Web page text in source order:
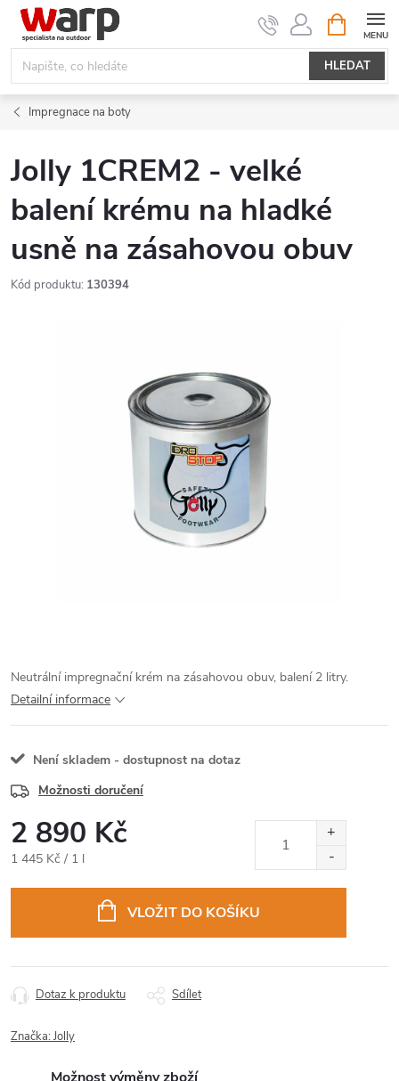
Přejít
obsah
HLEDAT
NÁKUPNÍ
KOŠÍK
Impregnace na boty
Jolly 1CREM2 - velké
balení krému na hladké
usně na zásahovou obuv
Kód produktu: 130394
Neutrální impregnační krém na zásahovou obuv, balení 2 litry.
Detailní informace
Není skladem - dostupnost na dotaz
Možnosti doručení
2 890 Kč
Měrná
1 445 Kč / 1 l
VLOŽIT DO KOŠÍKU
Dotaz k produktu Sdílet
Značka:Jolly